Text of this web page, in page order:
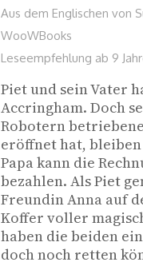
Aus dem Englischen von
WooWBooks
Leseempfehlung ab 9
Piet und sein Vater
Accringham. Doch
Robotern
eröffnet hat, bleiben
Papa kann die
bezahlen. Als Piet
Freundin Anna auf
Koffer voller
haben die beiden
doch noch retten